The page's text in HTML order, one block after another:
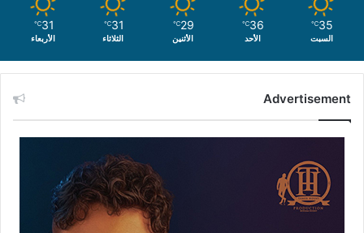
35
℃
السبت
36
℃
الأحد
29
℃
الأثنين
31
℃
الثلاثاء
31
℃
الأربعاء
Advertisement